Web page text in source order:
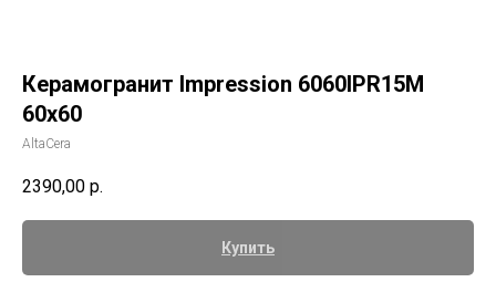
Керамогранит Impression 6060IPR15M
60х60
AltaCera
2390,00 р.
Купить